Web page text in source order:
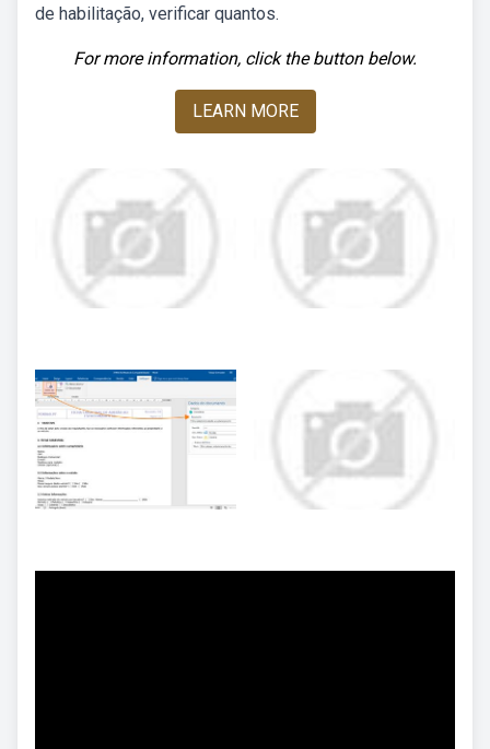
de habilitação, verificar quantos.
For more information, click the button below.
LEARN MORE